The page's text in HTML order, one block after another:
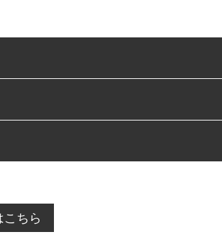
直接ご予約いただいた店舗へご連絡くださ
ちら